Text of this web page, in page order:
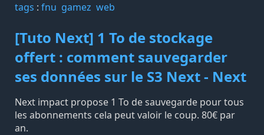
tags️ : fnu gamez web
[Tuto Next] 1 To de stockage
offert : comment sauvegarder
ses données sur le S3 Next - Next
Next impact propose 1 To de sauvegarde pour tous
les abonnements cela peut valoir le coup. 80€ par
an.